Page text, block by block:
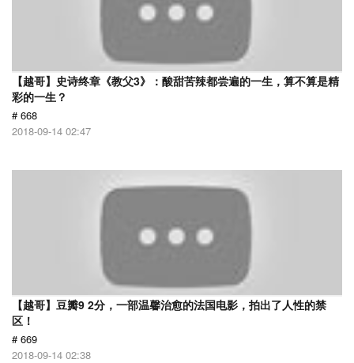
【越哥】史诗终章《教父3》：酸甜苦辣都尝遍的一生，算不算是精
彩的一生？
# 668
2018-09-14 02:47
【越哥】豆瓣9 2分，一部温馨治愈的法国电影，拍出了人性的禁
区！
# 669
2018-09-14 02:38